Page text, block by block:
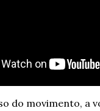
do movimento,